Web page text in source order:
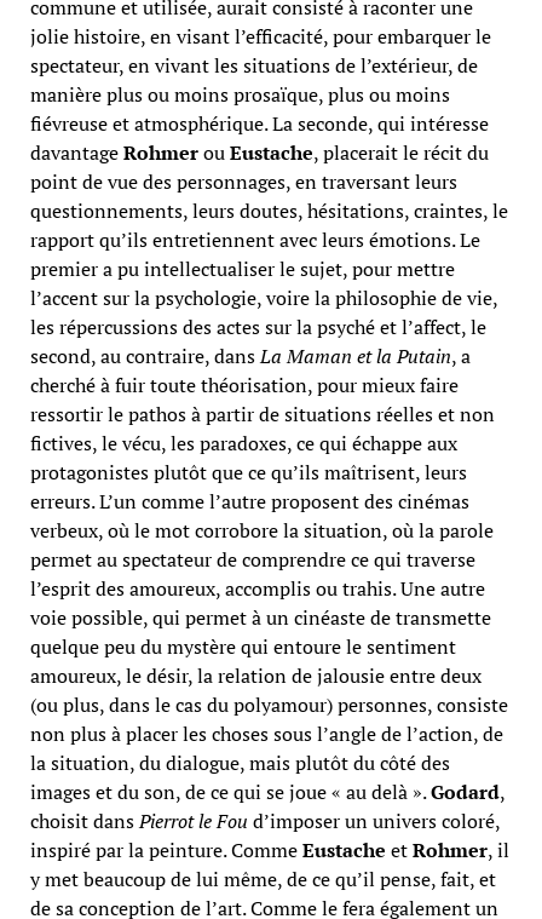
commune et utilisée, aurait consisté à raconter une
jolie histoire, en visant l’efficacité, pour embarquer le
spectateur, en vivant les situations de l’extérieur, de
manière plus ou moins prosaïque, plus ou moins
fiévreuse et atmosphérique. La seconde, qui intéresse
davantageRohmerouEustache, placerait le récit du
point de vue des personnages, en traversant leurs
questionnements, leurs doutes, hésitations, craintes, le
rapport qu’ils entretiennent avec leurs émotions. Le
premier a pu intellectualiser le sujet, pour mettre
l’accent sur la psychologie, voire la philosophie de vie,
les répercussions des actes sur la psyché et l’affect, le
second, au contraire, dansLa Maman et la Putain, a
cherché à fuir toute théorisation, pour mieux faire
ressortir le pathos à partir de situations réelles et non
fictives, le vécu, les paradoxes, ce qui échappe aux
protagonistes plutôt que ce qu’ils maîtrisent, leurs
erreurs. L’un comme l’autre proposent des cinémas
verbeux, où le mot corrobore la situation, où la parole
permet au spectateur de comprendre ce qui traverse
l’esprit des amoureux, accomplis ou trahis. Une autre
voie possible, qui permet à un cinéaste de transmette
quelque peu du mystère qui entoure le sentiment
amoureux, le désir, la relation de jalousie entre deux
(ou plus, dans le cas du polyamour) personnes, consiste
non plus à placer les choses sous l’angle de l’action, de
la situation, du dialogue, mais plutôt du côté des
images et du son, de ce qui se joue « au delà ».Godard,
choisit dansPierrot le Fou d’imposer un univers coloré,
inspiré par la peinture. CommeEustache etRohmer, il
y met beaucoup de lui même, de ce qu’il pense, fait, et
de sa conception de l’art. Comme le fera également un